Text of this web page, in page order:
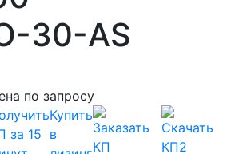
30-AS
по запросу
за 15
Купить
в